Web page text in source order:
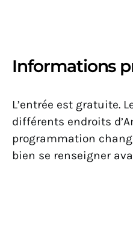
Informations
L’entrée est gratuite.
différents endroits
programmation
bien se renseigner